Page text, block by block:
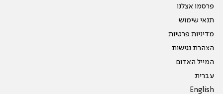
פרסמו אצלנו
תנאי שימוש
מדיניות פרטיות
הצהרת נגישות
המייל האדום
עברית
English